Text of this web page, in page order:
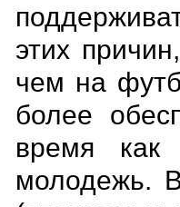
этих
чем на
более
время как
молодежь.